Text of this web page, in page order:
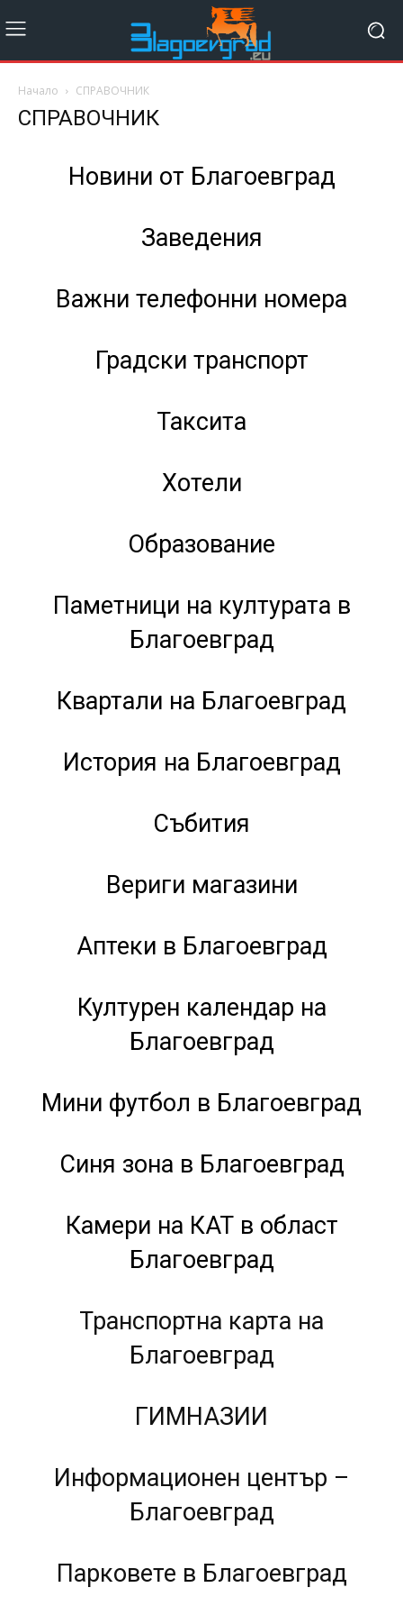
Начало СПРАВОЧНИК
СПРАВОЧНИК
Новини от Благоевград
Заведения
Важни телефонни номера
Градски транспорт
Таксита
Хотели
Образование
Паметници на културата в
Благоевград
Квартали на Благоевград
История на Благоевград
Събития
Вериги магазини
Аптеки в Благоевград
Културен календар на
Благоевград
Мини футбол в Благоевград
Синя зона в Благоевград
Камери на КАТ в област
Благоевград
Транспортна карта на
Благоевград
ГИМНАЗИИ
Информационен център –
Благоевград
Парковете в Благоевград